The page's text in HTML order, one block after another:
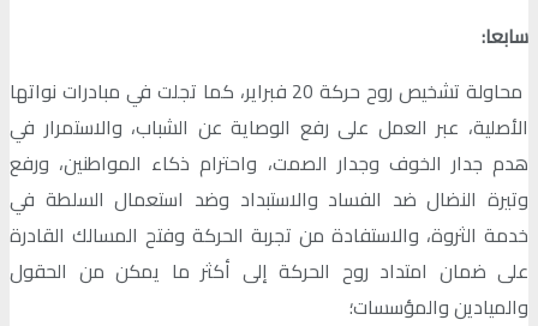
سابعا:
محاولة تشخيص روح حركة 20 فبراير، كما تجلت في مبادرات نواتها
الأصلية، عبر العمل على رفع الوصاية عن الشباب، والاستمرار في
هدم جدار الخوف وجدار الصمت، واحترام ذكاء المواطنين، ورفع
وتيرة النضال ضد الفساد والاستبداد وضد استعمال السلطة في
خدمة الثروة، والاستفادة من تجربة الحركة وفتح المسالك القادرة
على ضمان امتداد روح الحركة إلى أكثر ما يمكن من الحقول
والميادين والمؤسسات؛